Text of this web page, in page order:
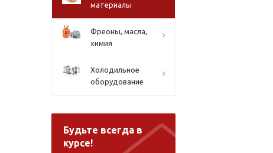
материалы
Фреоны, масла,
химия
Холодильное
оборудование
Будьте всегда в
курсе!